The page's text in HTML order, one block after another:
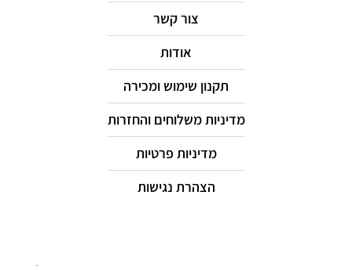
צור קשר
אודות
תקנון שימוש ומכירה
מדיניות משלוחים והחזרות
מדיניות פרטיות
הצהרת נגישות